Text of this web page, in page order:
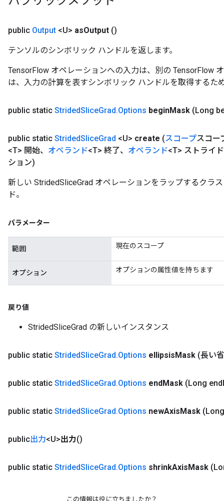
public Output <U> asOutput ()
テンソルのシンボリック ハンドルを返します。
TensorFlow オペレーションへの入力は、別の TensorFlow
は、入力の計算を表すシンボリック ハンドルを取得するた
public static StridedSliceGrad.Options beginMask (Long
public static StridedSliceGrad <U> create (スコープスコー
<T> 開始、 オペランド<T> 終了、 オペランド<T> ストライ
ション)
新しい StridedSliceGrad オペレーションをラップするクラ
ド。
パラメーター
範囲 現在のスコープ
オプション オプションの属性値を持ちます
戻り値
StridedSliceGrad の新しいインスタンス
public static StridedSliceGrad.Options ellipsisMask (長い
public static StridedSliceGrad.Options endMask (Long end
public static StridedSliceGrad.Options newAxisMask
public出力<U>出力()
public static StridedSliceGrad.Options shrinkAxisMask
この情報は役に立ちましたか？